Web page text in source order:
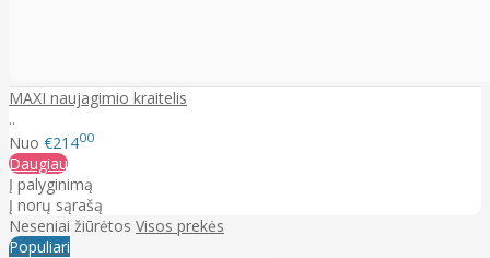
MAXI naujagimio kraitelis
..
Nuo €21400
Daugiau
Į palyginimą
Į norų sąrašą
Neseniai žiūrėtos Visos prekės
Populiari